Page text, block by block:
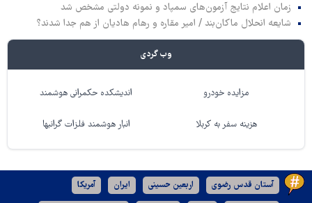
زمان اعلام نتایج آزمون‌های سمپاد و نمونه دولتی مشخص شد
شایعه انحلال ماکان‌بند / امیر مقاره و رهام هادیان از هم جدا شدند؟
وب گردی
مزایده خودرو اندیشکده حکمرانی هوشمند
هزینه سفر به کربلا انبار هوشمند فلزات گرانبها
آستان قدس رضوی اربعین حسینی ایران آمریکا